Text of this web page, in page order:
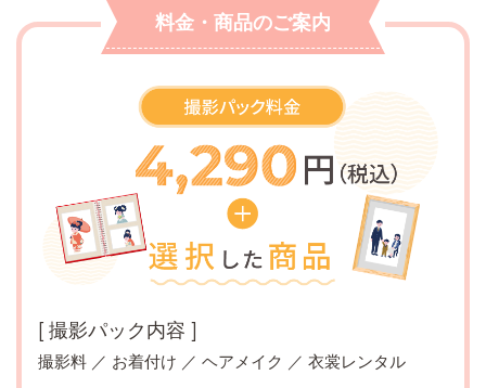
料金・商品のご案内
[ 撮影パック内容 ]
撮影料 ／ お着付け ／ ヘアメイク ／ 衣裳レンタル